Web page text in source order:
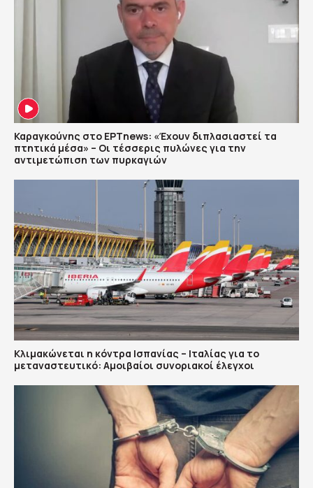
Καραγκούνης στο ΕΡΤnews: «Έχουν διπλασιαστεί τα
πτητικά μέσα» – Οι τέσσερις πυλώνες για την
αντιμετώπιση των πυρκαγιών
Κλιμακώνεται η κόντρα Ισπανίας – Ιταλίας για το
μεταναστευτικό: Αμοιβαίοι συνοριακοί έλεγχοι